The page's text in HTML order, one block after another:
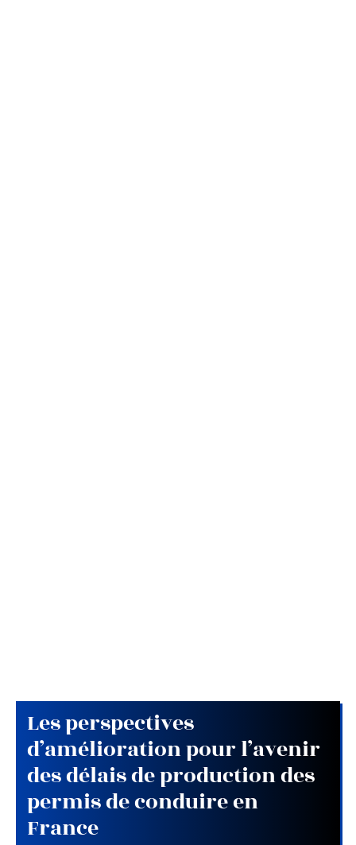
Les perspectives
d’amélioration pour l’avenir
des délais de production des
permis de conduire en
France